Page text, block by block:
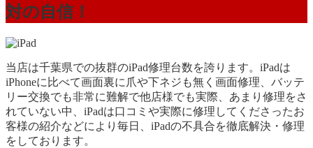
対の自信！
当店は千葉県での抜群のiPad修理台数を誇ります。iPadは
iPhoneに比べて画面裏に爪や下ネジも無く画面修理、バッテ
リー交換でも非常に難解で他店様でも実際、あまり修理をさ
れていない中、iPadは口コミや実際に修理してくださったお
客様の紹介などにより毎日、iPadの不具合を徹底解決・修理
をしております。